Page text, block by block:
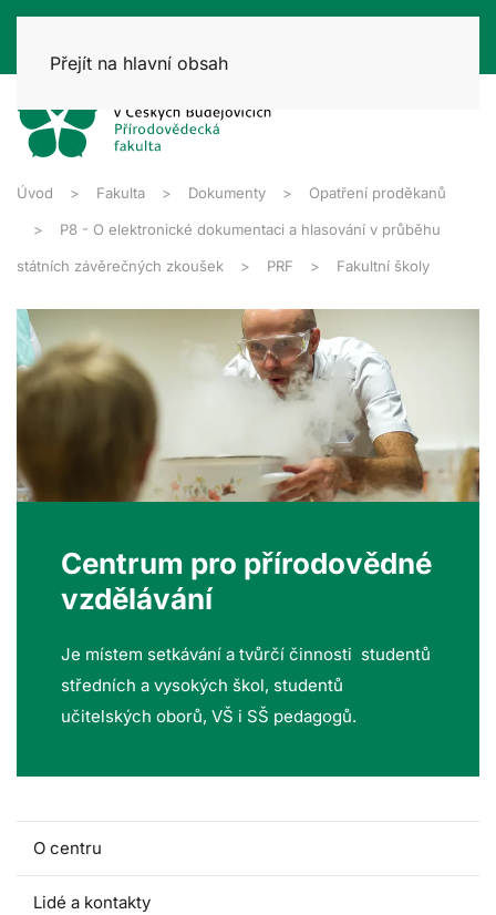
Přejít na hlavní obsah
Úvod Fakulta Dokumenty Opatření proděkanů
P8 - O elektronické dokumentaci a hlasování v průběhu
státních závěrečných zkoušek PRF Fakultní školy
Centrum pro přírodovědné
vzdělávání
Je místem setkávání a tvůrčí činnosti studentů
středních a vysokých škol, studentů
učitelských oborů, VŠ i SŠ pedagogů.
O centru
Lidé a kontakty